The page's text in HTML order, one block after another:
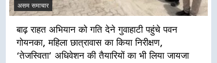
असम समाचार
बाढ़ राहत अभियान को गति देने गुवाहाटी पहुंचे पवन
गोयनका, महिला छात्रावास का किया निरीक्षण,
‘तेजस्विता’ अधिवेशन की तैयारियों का भी लिया जायजा